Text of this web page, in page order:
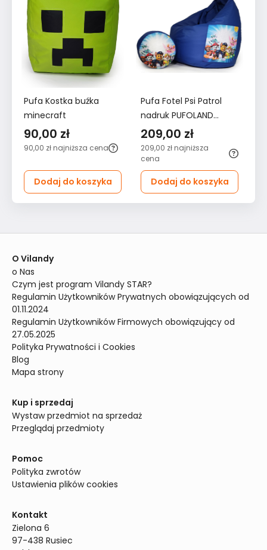
Pufa Kostka buźka
minecraft
90,00 zł
90,00 zł najniższa cena
Dodaj do koszyka
Pufa Fotel Psi Patrol
nadruk PUFOLAND
niebieski
209,00 zł
209,00 zł najniższa
cena
Dodaj do koszyka
O Vilandy
o Nas
Czym jest program Vilandy STAR?
Regulamin Użytkowników Prywatnych obowiązujących od
01.11.2024
Regulamin Użytkowników Firmowych obowiązujący od
27.05.2025
Polityka Prywatności i Cookies
Blog
Mapa strony
Kup i sprzedaj
Wystaw przedmiot na sprzedaż
Przeglądaj przedmioty
Pomoc
Polityka zwrotów
Ustawienia plików cookies
Kontakt
Zielona 6
97-438 Rusiec